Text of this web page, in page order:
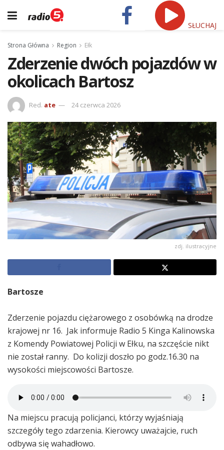
SŁUCHAJ
Strona Główna Region Ełk
Zderzenie dwóch pojazdów w
okolicach Bartosz
Red. ate 24 czerwca 2026
zdj. ilustracyjne
Bartosze
Zderzenie pojazdu ciężarowego z osobówką na drodze
krajowej nr 16. Jak informuje Radio 5 Kinga Kalinowska
z Komendy Powiatowej Policji w Ełku, na szczęście nikt
nie został ranny. Do kolizji doszło po godz.16.30 na
wysokości miejscowości Bartosze.
Na miejscu pracują policjanci, którzy wyjaśniają
szczegóły tego zdarzenia. Kierowcy uważajcie, ruch
odbywa się wahadłowo.